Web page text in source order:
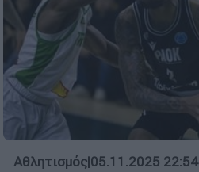
Αθλητισμός|05.11.2025 22:54